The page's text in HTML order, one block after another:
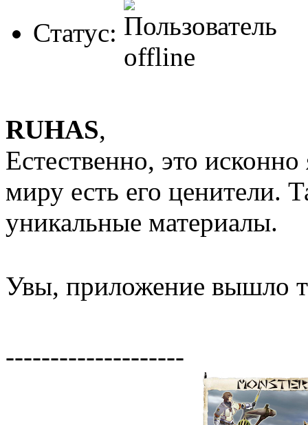
Статус:
RUHAS,
Естественно, это
миру есть его ценители.
уникальные материалы.
Увы, приложение вышло
--------------------